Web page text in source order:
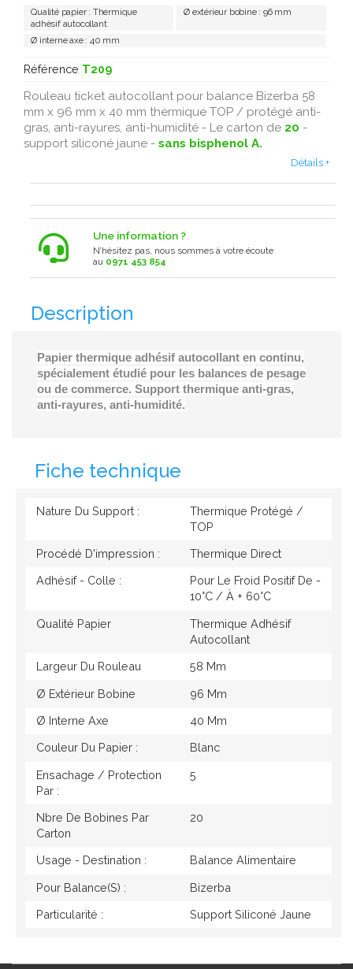
Qualité papier : Thermique
adhésif autocollant
Ø extérieur bobine : 96 mm
Ø interne axe : 40 mm
Référence T209
Rouleau ticket autocollant pour balance Bizerba 58
mm x 96 mm x 40 mm thermique TOP / protégé anti-
gras, anti-rayures, anti-humidité - Le carton de 20 -
support siliconé jaune - sans bisphenol A.
Détails +
Une information ?
N’hésitez pas, nous sommes à votre écoute
au 0971 453 854
Description
Papier thermique adhésif autocollant en continu,
spécialement étudié pour les balances de pesage
ou de commerce. Support thermique anti-gras,
anti-rayures, anti-humidité.
Fiche technique
Nature Du Support :
Thermique Protégé /
TOP
Procédé D'impression : Thermique Direct
Adhésif - Colle :
Pour Le Froid Positif De -
10°c / À + 60°c
Qualité Papier
Thermique Adhésif
Autocollant
Largeur Du Rouleau 58 Mm
Ø Extérieur Bobine 96 Mm
Ø Interne Axe 40 Mm
Couleur Du Papier : Blanc
Ensachage / Protection
Par :
5
Nbre De Bobines Par
Carton
20
Usage - Destination : Balance Alimentaire
Pour Balance(s) : Bizerba
Particularité : Support Siliconé Jaune